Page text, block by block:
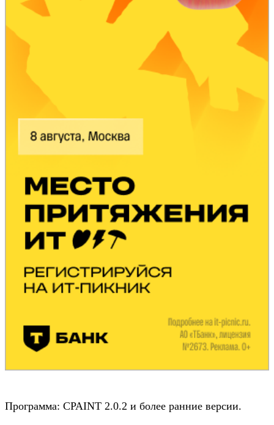
Программа: CPAINT 2.0.2 и более ранние версии.